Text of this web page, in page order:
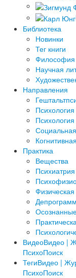
Библиотека
Новинки
Тег книги
Философия
Научная
Направления
Психология
Практика
Вещества
Психиатрия
Физическая
ВидеоВидео |
ПсихоПоиск
ТегиВидео |
ПсихоПоиск